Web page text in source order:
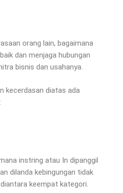
orang lain, bagaimana
dan menjaga hubungan
bisnis dan usahanya.
kecerdasan diatas ada
instring atau In dipanggil
dilanda kebingungan tidak
keempat kategori.